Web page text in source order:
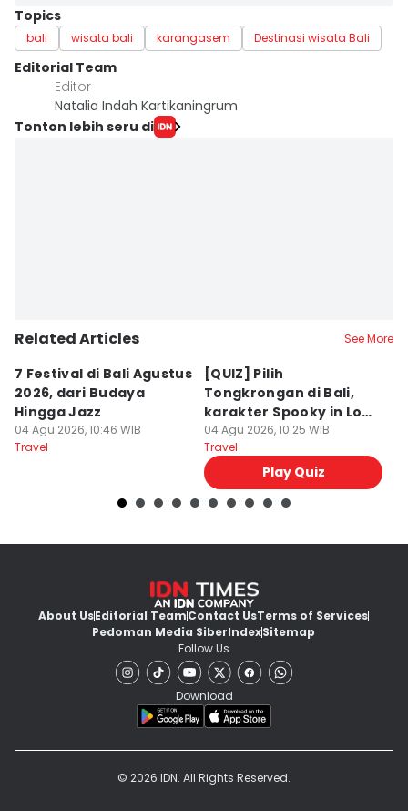
Topics
bali wisata bali karangasem Destinasi wisata Bali
Editorial Team
Editor
Natalia Indah Kartikaningrum
Tonton lebih seru di
Related Articles See More
7 Festival di Bali Agustus
2026, dari Budaya
Hingga Jazz
04 Agu 2026, 10:46 WIB
Travel
[QUIZ] Pilih
Tongkrongan di Bali,
karakter Spooky in Love
Ini Mirip Kamu
04 Agu 2026, 10:25 WIB
Travel
Play Quiz
About UsEditorial TeamContact UsTerms of Services
Pedoman Media SiberIndexSitemap
Follow Us
Download
© 2026 IDN. All Rights Reserved.